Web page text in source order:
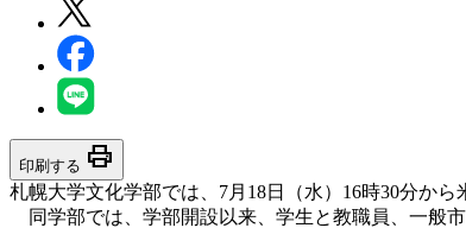
印刷する print
札幌大学文化学部では、7月18日（水）16時30分か
同学部では、学部開設以来、学生と教職員、一般